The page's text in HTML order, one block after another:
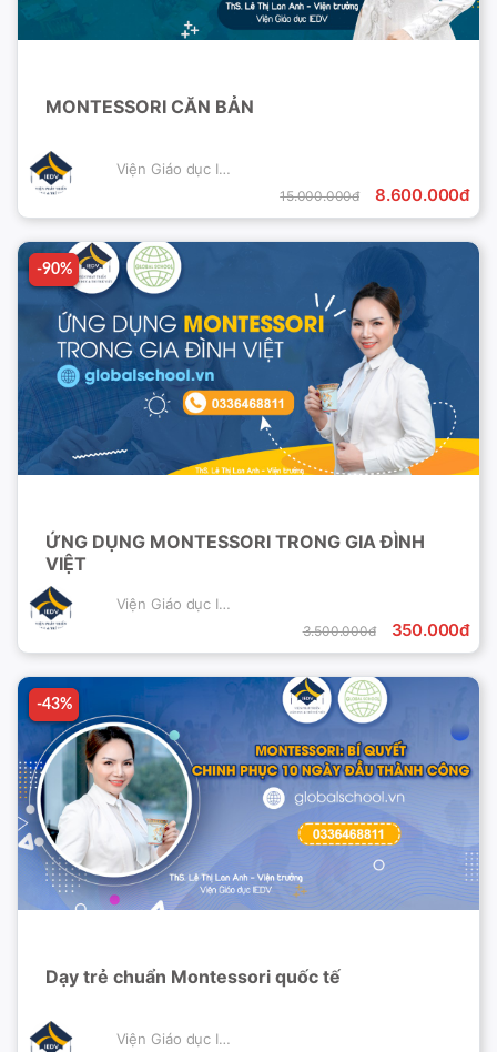
MONTESSORI CĂN BẢN
Viện Giáo dục IEDV
15.000.000đ 8.600.000đ
-90%
-90%
ỨNG DỤNG MONTESSORI TRONG GIA ĐÌNH
VIỆT
Viện Giáo dục IEDV
3.500.000đ 350.000đ
-43%
-43%
Dạy trẻ chuẩn Montessori quốc tế
Viện Giáo dục IEDV